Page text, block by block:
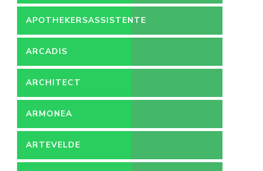
APOTHEKERSASSISTENTE
ARCADIS
ARCHITECT
ARMONEA
ARTEVELDE